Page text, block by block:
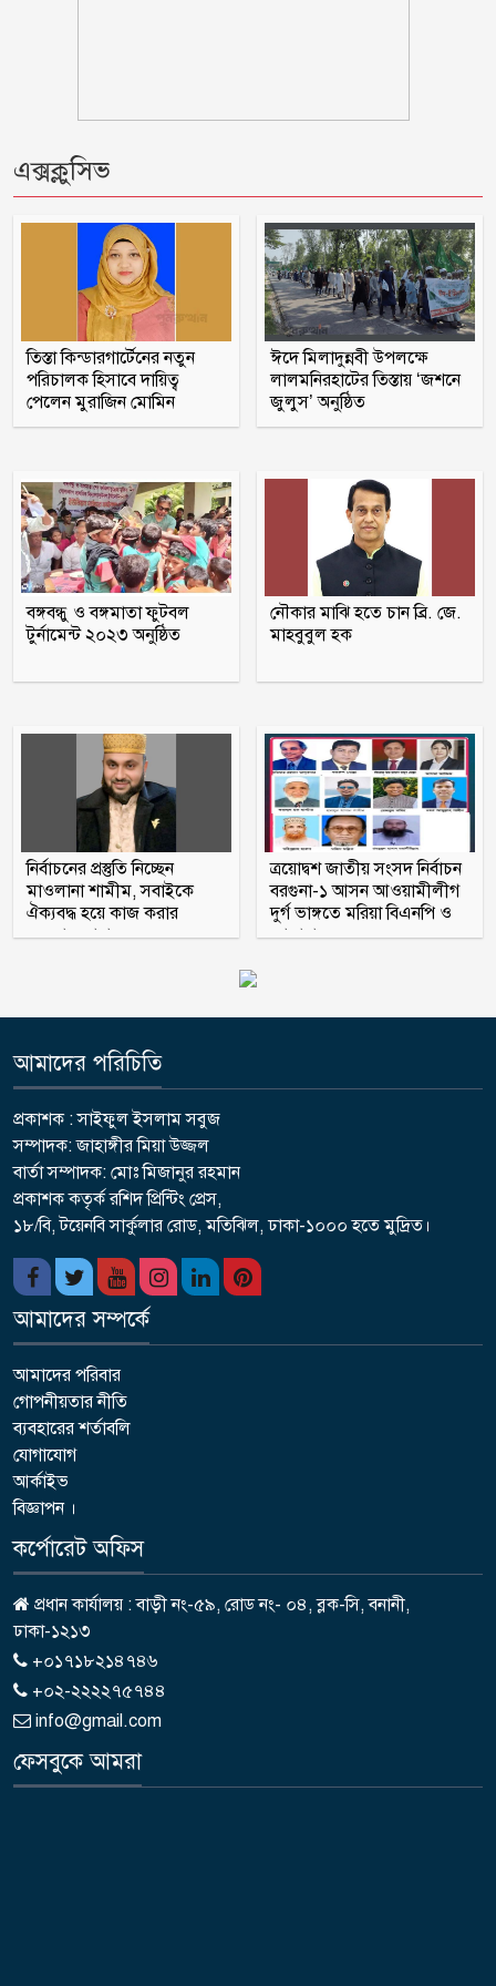
দুই-তিন দিনের মধ্যে গ্যাসের পরিস্থিতি
ওবায়দুল কাদেরসহ ৭ শীর্ষ নেতার সর্বোচ্চ
শাস্তির আবেদন
রাষ্ট্রপতি নির্বাচন ২০ আগস্ট
মাগুরায় সাকিব আল হাসানের বাড়িতে
‘পেট্রোল বোমা’ হামলা
পটুয়াখালী সদর উপজেলা আ লীগ
সহসভাপতি মিজানুর মারা গেছেন
গ্রেফতার
আগস্টের ৫ তারিখ যেভাবে হলো ‘৩৬
এক্সক্লুসিভ
তিস্তা কিন্ডারগার্টেনের নতুন
পরিচালক হিসাবে দায়িত্ব
পেলেন মুরাজিন মোমিন
ঈদে মিলাদুন্নবী উপলক্ষে
লালমনিরহাটের তিস্তায় ‘জশনে
জুলুস’ অনুষ্ঠিত
বঙ্গবন্ধু ও বঙ্গমাতা ফুটবল
টুর্নামেন্ট ২০২৩ অনুষ্ঠিত
নৌকার মাঝি হতে চান ব্রি. জে.
মাহবুবুল হক
নির্বাচনের প্রস্তুতি নিচ্ছেন
মাওলানা শামীম, সবাইকে
ঐক্যবদ্ধ হয়ে কাজ করার
অহব্বান জানান
ত্রয়োদ্বশ জাতীয় সংসদ নির্বাচন
বরগুনা-১ আসন আওয়ামীলীগ
দুর্গ ভাঙ্গতে মরিয়া বিএনপি ও
জামায়াত
আমাদের পরিচিতি
প্রকাশক : সাইফুল ইসলাম সবুজ
সম্পাদক: জাহাঙ্গীর মিয়া উজ্জল
বার্তা সম্পাদক: মোঃ মিজানুর রহমান
প্রকাশক কতৃর্ক রশিদ প্রিন্টিং প্রেস,
১৮/বি, টয়েনবি সার্কুলার রোড, মতিঝিল, ঢাকা-১০০০ হতে মুদ্রিত।
আমাদের সম্পর্কে
আমাদের পরিবার
গোপনীয়তার নীতি
ব্যবহারের শর্তাবলি
যোগাযোগ
আর্কাইভ
বিজ্ঞাপন ।
কর্পোরেট অফিস
প্রধান কার্যালয় : বাড়ী নং-৫৯, রোড নং- ০৪, ব্লক-সি, বনানী,
ঢাকা-১২১৩
+০১৭১৮২১৪৭৪৬
+০২-২২২২৭৫৭৪৪
info@gmail.com
ফেসবুকে আমরা